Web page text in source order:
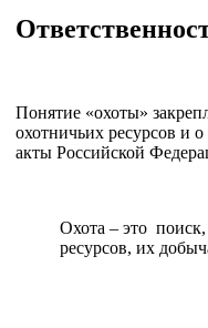
Понятие «охоты»
охотничьих ресурсов и
акты Российской
Охота – это
ресурсов, их